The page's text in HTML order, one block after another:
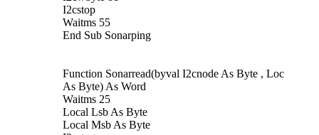
I2cstop
Waitms 55
End Sub Sonarping
Function Sonarread(byval I2cnode As Byte , Loc
As Byte) As Word
Waitms 25
Local Lsb As Byte
Local Msb As Byte